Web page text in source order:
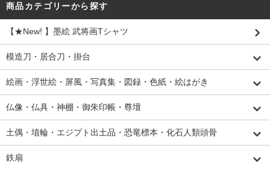
商品カテゴリーから探す
【★New! 】墨絵 武将画Tシャツ
模造刀・居合刀・掛台
絵画・浮世絵・屏風・写真集・図録・色紙・絵はがき
仏像・仏具・神棚・御朱印帳・尊壇
土偶・埴輪・エジプト出土品・恐竜標本・化石人類頭骨
鉄扇